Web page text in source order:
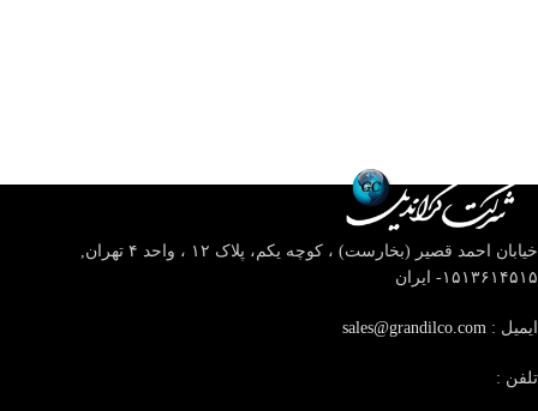
خیابان احمد قصیر (بخارست) ، کوچه یکم، پلاک ۱۲ ، واحد ۴
تهران,
۱۵۱۳۶۱۴۵۱۵- ایران
ایمیل : sales@grandilco.com
تلفن :